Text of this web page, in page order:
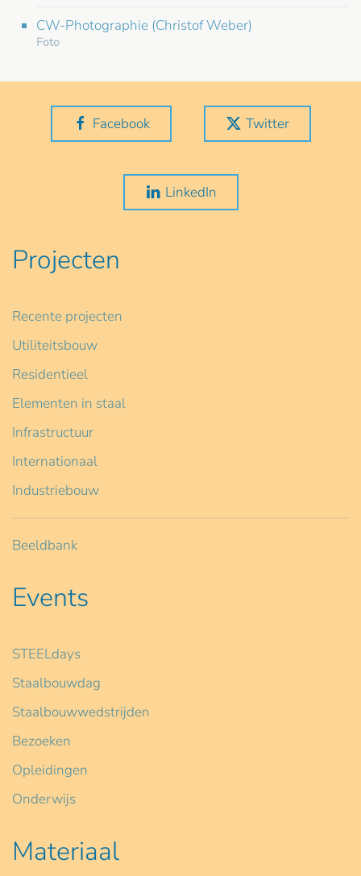
CW-Photographie (Christof Weber)
Foto
Facebook Twitter
LinkedIn
Projecten
Recente projecten
Utiliteitsbouw
Residentieel
Elementen in staal
Infrastructuur
Internationaal
Industriebouw
Beeldbank
Events
STEELdays
Staalbouwdag
Staalbouwwedstrijden
Bezoeken
Opleidingen
Onderwijs
Materiaal